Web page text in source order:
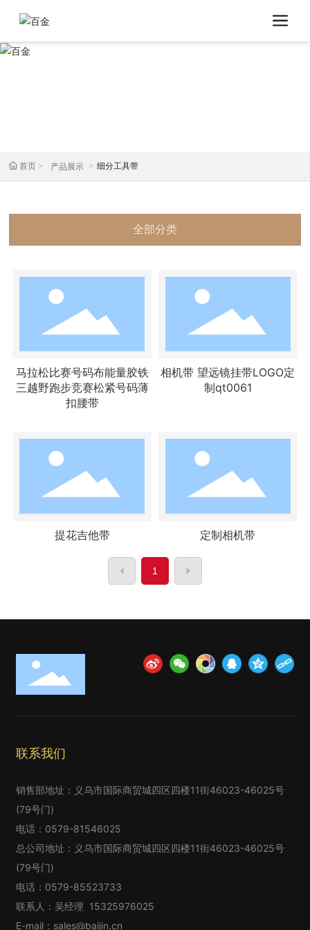
首页 产品展示 细分工具带
全部分类
马拉松比赛号码布能量胶铁
三越野跑步竞赛松紧号码薄
扣腰带
相机带 望远镜挂带LOGO定
制qt0061
提花吉他带 定制相机带
1
联系我们
销售部地址：义乌市国际商贸城四区四楼11街46023-46025号
(79号门)
电话： 0579-81546025
总公司地址：义乌市国际商贸城四区四楼11街46023-46025号
(79号门)
电话： 0579-85523733
联系人：吴经理 15325976025
E-mail： sales@baijin.cn